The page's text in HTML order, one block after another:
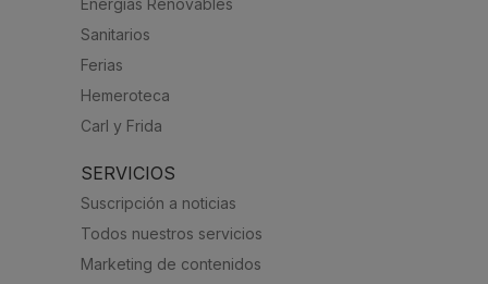
Energías Renovables
Sanitarios
Ferias
Hemeroteca
Carl y Frida
SERVICIOS
Suscripción a noticias
Todos nuestros servicios
Marketing de contenidos